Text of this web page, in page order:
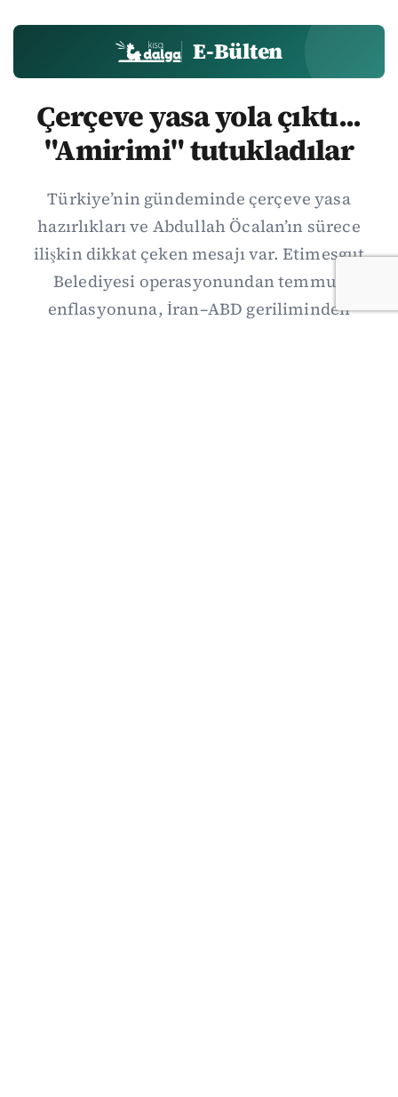
E-Bülten
Çerçeve yasa yola çıktı...
"Amirimi" tutukladılar
Türkiye’nin gündeminde çerçeve yasa
hazırlıkları ve Abdullah Öcalan’ın sürece
ilişkin dikkat çeken mesajı var. Etimesgut
Belediyesi operasyonundan temmuz
enflasyonuna, İran–ABD geriliminden